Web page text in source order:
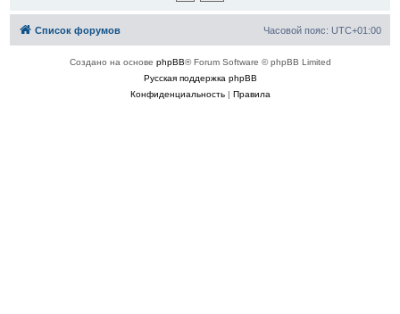
Список форумов Часовой пояс: UTC+01:00
Создано на основе phpBB® Forum Software © phpBB Limited
Русская поддержка phpBB
Конфиденциальность| Правила